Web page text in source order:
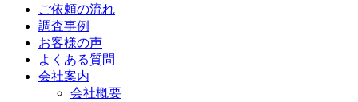
ご依頼の流れ
調査事例
お客様の声
よくある質問
会社案内
会社概要